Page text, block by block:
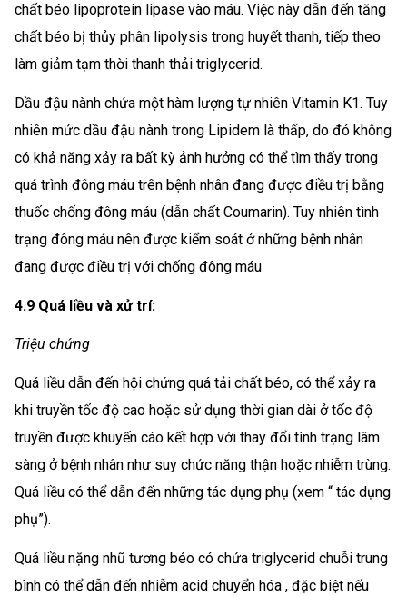
chất béo lipoprotein lipase vào máu. Việc này dẫn đến tăng
chất béo bị thủy phân lipolysis trong huyết thanh, tiếp theo
làm giảm tạm thời thanh thải triglycerid.
Dầu đậu nành chứa một hàm lượng tự nhiên Vitamin K1. Tuy
nhiên mức dầu đậu nành trong Lipidem là thấp, do đó không
có khả năng xảy ra bất kỳ ảnh hưởng có thể tìm thấy trong
quá trình đông máu trên bệnh nhân đang được điều trị bằng
thuốc chống đông máu (dẫn chất Coumarin). Tuy nhiên tình
trạng đông máu nên được kiểm soát ở những bệnh nhân
đang được điều trị với chống đông máu
4.9 Quá liều và xử trí:
Triệu chứng
Quá liều dẫn đến hội chứng quá tải chất béo, có thể xảy ra
khi truyền tốc độ cao hoặc sử dụng thời gian dài ở tốc độ
truyền được khuyến cáo kết hợp với thay đổi tình trạng lâm
sàng ở bệnh nhân như suy chức năng thận hoặc nhiễm trùng.
Quá liều có thể dẫn đến những tác dụng phụ (xem “ tác dụng
phụ”).
Quá liều nặng nhũ tương béo có chứa triglycerid chuỗi trung
bình có thể dẫn đến nhiễm acid chuyển hóa , đặc biệt nếu